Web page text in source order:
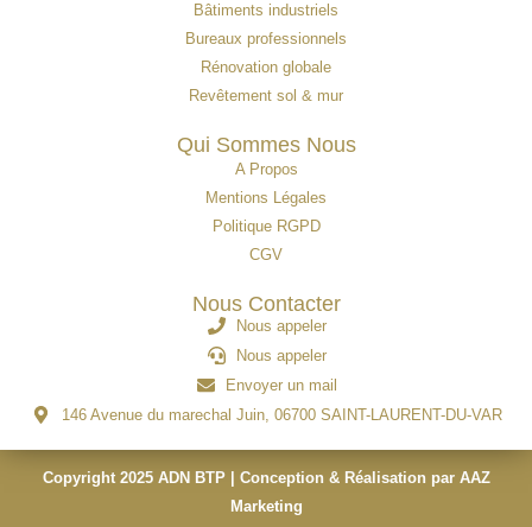
Bâtiments industriels
Bureaux professionnels
Rénovation globale
Revêtement sol & mur
Qui Sommes Nous
A Propos
Mentions Légales
Politique RGPD
CGV
Nous Contacter
Nous appeler
Nous appeler
Envoyer un mail
146 Avenue du marechal Juin, 06700 SAINT-LAURENT-DU-VAR
Copyright 2025 ADN BTP | Conception & Réalisation par AAZ
Marketing